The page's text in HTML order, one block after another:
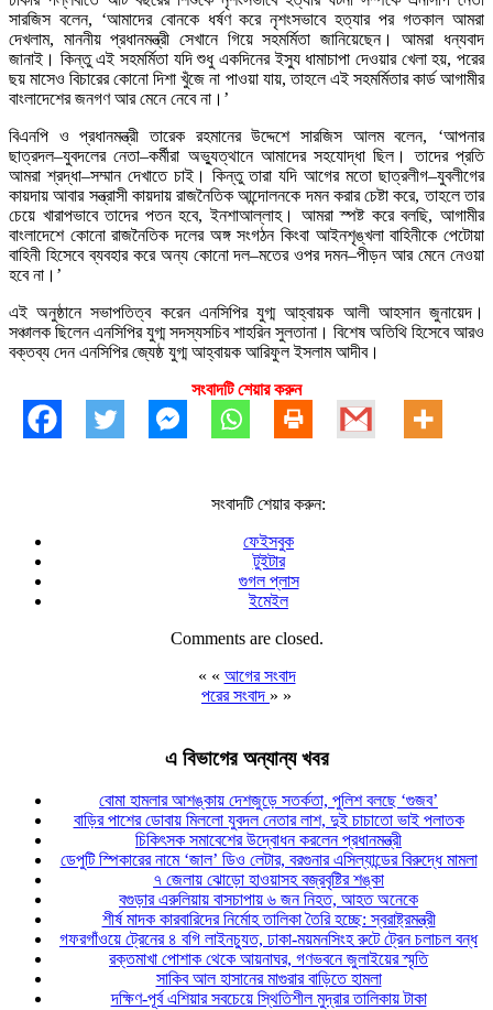
সারজিস বলেন, ‘আমাদের বোনকে ধর্ষণ করে নৃশংসভাবে হত্যার পর গতকাল আমরা
দেখলাম, মাননীয় প্রধানমন্ত্রী সেখানে গিয়ে সহমর্মিতা জানিয়েছেন। আমরা ধন্যবাদ
জানাই। কিন্তু এই সহমর্মিতা যদি শুধু একদিনের ইস্যু ধামাচাপা দেওয়ার খেলা হয়, পরের
ছয় মাসেও বিচারের কোনো দিশা খুঁজে না পাওয়া যায়, তাহলে এই সহমর্মিতার কার্ড আগামীর
বাংলাদেশের জনগণ আর মেনে নেবে না।’
বিএনপি ও প্রধানমন্ত্রী তারেক রহমানের উদ্দেশে সারজিস আলম বলেন, ‘আপনার
ছাত্রদল–যুবদলের নেতা–কর্মীরা অভ্যুত্থানে আমাদের সহযোদ্ধা ছিল। তাদের প্রতি
আমরা শ্রদ্ধা–সম্মান দেখাতে চাই। কিন্তু তারা যদি আগের মতো ছাত্রলীগ–যুবলীগের
কায়দায় আবার সন্ত্রাসী কায়দায় রাজনৈতিক আন্দোলনকে দমন করার চেষ্টা করে, তাহলে তার
চেয়ে খারাপভাবে তাদের পতন হবে, ইনশাআল্লাহ। আমরা স্পষ্ট করে বলছি, আগামীর
বাংলাদেশে কোনো রাজনৈতিক দলের অঙ্গ সংগঠন কিংবা আইনশৃঙ্খলা বাহিনীকে পেটোয়া
বাহিনী হিসেবে ব্যবহার করে অন্য কোনো দল–মতের ওপর দমন–পীড়ন আর মেনে নেওয়া
হবে না।’
এই অনুষ্ঠানে সভাপতিত্ব করেন এনসিপির যুগ্ম আহ্বায়ক আলী আহসান জুনায়েদ।
সঞ্চালক ছিলেন এনসিপির যুগ্ম সদস্যসচিব শাহরিন সুলতানা। বিশেষ অতিথি হিসেবে আরও
বক্তব্য দেন এনসিপির জ্যেষ্ঠ যুগ্ম আহ্বায়ক আরিফুল ইসলাম আদীব।
সংবাদটি শেয়ার করুন
সংবাদটি শেয়ার করুন:
ফেইসবুক
টুইটার
গুগল প্লাস
ইমেইল
Comments are closed.
« « আগের সংবাদ
পরের সংবাদ » »
এ বিভাগের অন্যান্য খবর
বোমা হামলার আশঙ্কায় দেশজুড়ে সতর্কতা, পুলিশ বলছে ‘গুজব’
বাড়ির পাশের ডোবায় মিললো যুবদল নেতার লাশ, দুই চাচাতো ভাই পলাতক
চিকিৎসক সমাবেশের উদ্বোধন করলেন প্রধানমন্ত্রী
ডেপুটি স্পিকারের নামে ‘জাল’ ডিও লেটার, বরগুনার এসিল্যান্ডের বিরুদ্ধে মামলা
৭ জেলায় ঝোড়ো হাওয়াসহ বজ্রবৃষ্টির শঙ্কা
বগুড়ার এরুলিয়ায় বাসচাপায় ৬ জন নিহত, আহত অনেকে
শীর্ষ মাদক কারবারিদের নির্মোহ তালিকা তৈরি হচ্ছে: স্বরাষ্ট্রমন্ত্রী
গফরগাঁওয়ে ট্রেনের ৪ বগি লাইনচ্যুত, ঢাকা-ময়মনসিংহ রুটে ট্রেন চলাচল বন্ধ
রক্তমাখা পোশাক থেকে আয়নাঘর, গণভবনে জুলাইয়ের স্মৃতি
সাকিব আল হাসানের মাগুরার বাড়িতে হামলা
দক্ষিণ-পূর্ব এশিয়ার সবচেয়ে স্থিতিশীল মুদ্রার তালিকায় টাকা